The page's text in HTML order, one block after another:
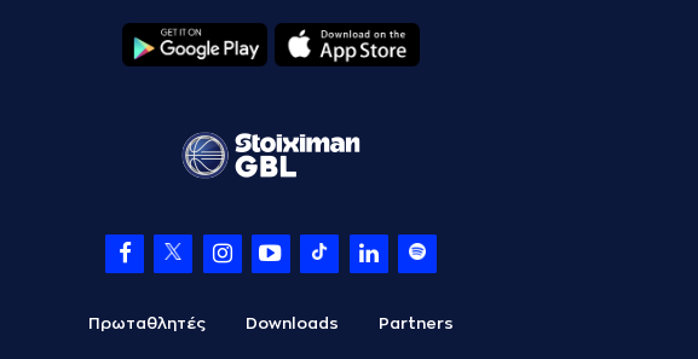
Πρωταθλητές Downloads Partners